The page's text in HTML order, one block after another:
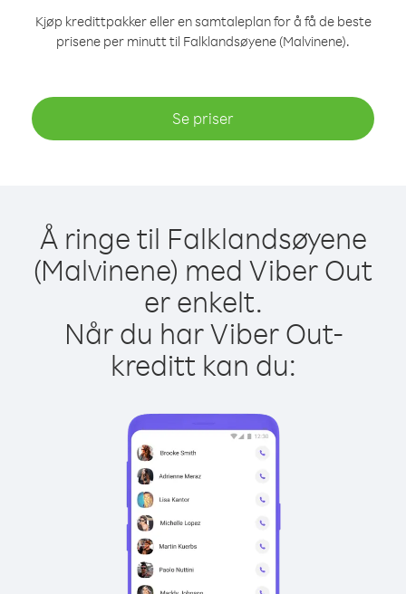
Kjøp kredittpakker eller en samtaleplan for å få de beste
prisene per minutt til Falklandsøyene (Malvinene).
Se priser
Å ringe til Falklandsøyene
(Malvinene) med Viber Out
er enkelt.
Når du har Viber Out-
kreditt kan du: